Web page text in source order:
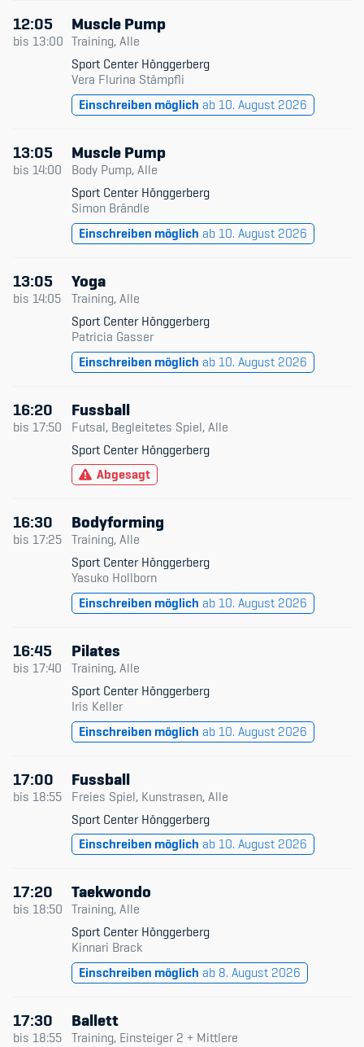
12:05
bis 13:00
Muscle Pump
Training, Alle
Sport Center Hönggerberg
Vera Flurina Stämpfli
Einschreiben möglich ab 10. August 2026
13:05
bis 14:00
Muscle Pump
Body Pump, Alle
Sport Center Hönggerberg
Simon Brändle
Einschreiben möglich ab 10. August 2026
13:05
bis 14:05
Yoga
Training, Alle
Sport Center Hönggerberg
Patricia Gasser
Einschreiben möglich ab 10. August 2026
16:20
bis 17:50
Fussball
Futsal, Begleitetes Spiel, Alle
Sport Center Hönggerberg
Abgesagt
16:30
bis 17:25
Bodyforming
Training, Alle
Sport Center Hönggerberg
Yasuko Hollborn
Einschreiben möglich ab 10. August 2026
16:45
bis 17:40
Pilates
Training, Alle
Sport Center Hönggerberg
Iris Keller
Einschreiben möglich ab 10. August 2026
17:00
bis 18:55
Fussball
Freies Spiel, Kunstrasen, Alle
Sport Center Hönggerberg
Einschreiben möglich ab 10. August 2026
17:20
bis 18:50
Taekwondo
Training, Alle
Sport Center Hönggerberg
Kinnari Brack
Einschreiben möglich ab 8. August 2026
17:30
bis 18:55
Ballett
Training, Einsteiger 2 + Mittlere